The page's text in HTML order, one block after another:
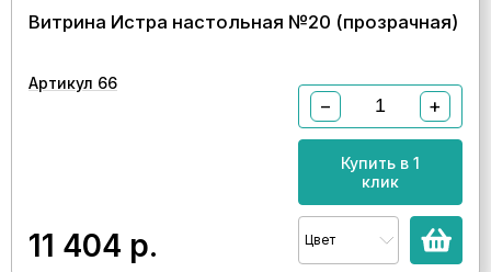
Витрина Истра настольная №20 (прозрачная)
Артикул 66
11 404 р.
− +
Купить в 1
клик
Цвет